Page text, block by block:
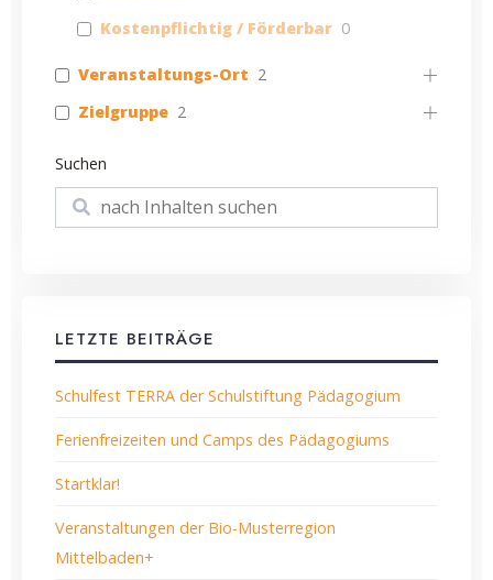
Kostenpflichtig / Förderbar 0
Veranstaltungs-Ort 2
Zielgruppe 2
Suchen
Suchen
LETZTE BEITRÄGE
Schulfest TERRA der Schulstiftung Pädagogium
Ferienfreizeiten und Camps des Pädagogiums
Startklar!
Veranstaltungen der Bio-Musterregion
Mittelbaden+